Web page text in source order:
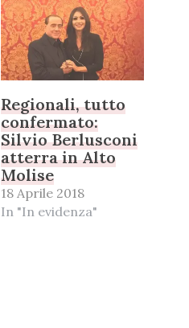
Regionali, tutto
confermato:
Silvio Berlusconi
atterra in Alto
Molise
18 Aprile 2018
In "In evidenza"